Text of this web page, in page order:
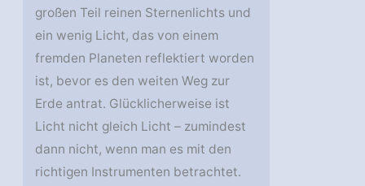
großen Teil reinen Sternenlichts und
ein wenig Licht, das von einem
fremden Planeten reflektiert worden
ist, bevor es den weiten Weg zur
Erde antrat. Glücklicherweise ist
Licht nicht gleich Licht – zumindest
dann nicht, wenn man es mit den
richtigen Instrumenten betrachtet.